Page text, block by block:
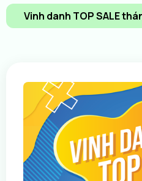
Vinh danh TOP SALE